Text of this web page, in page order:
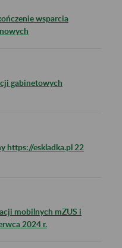
wsparcia
gabinetowych
https://eskladka.pl 22
mobilnych mZUS i
2024 r.